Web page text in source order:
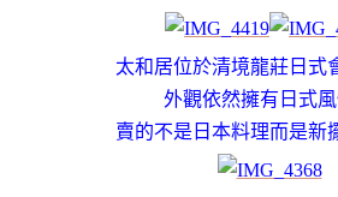
太和居位於清境龍莊日式
外觀依然擁有日式風
賣的不是日本料理而是新